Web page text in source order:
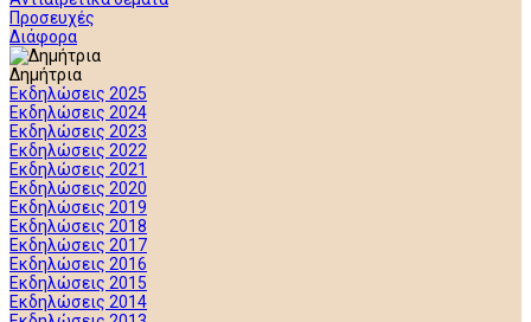
Προσευχές
Διάφορα
Δημήτρια
Εκδηλώσεις 2025
Εκδηλώσεις 2024
Εκδηλώσεις 2023
Εκδηλώσεις 2022
Εκδηλώσεις 2021
Εκδηλώσεις 2020
Εκδηλώσεις 2019
Εκδηλώσεις 2018
Εκδηλώσεις 2017
Εκδηλώσεις 2016
Εκδηλώσεις 2015
Εκδηλώσεις 2014